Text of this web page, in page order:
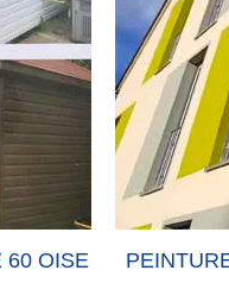
60 OISE